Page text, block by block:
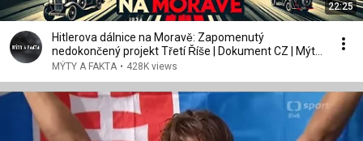
22:25
Hitlerova dálnice na Moravě: Zapomenutý
nedokončený projekt Třetí Říše | Dokument CZ | Mýty
a Fakta
MÝTY A FAKTA • 428K views